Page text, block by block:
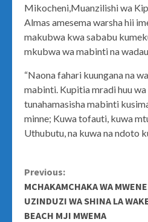
Mikocheni,Muanzilishi wa
Almas amesema warsha hii
makubwa kwa sababu
mkubwa wa mabinti na
“Naona fahari kuungana na
mabinti. Kupitia mradi huu
tunahamasisha mabinti
minne; Kuwa tofauti, kuwa
Uthubutu, na kuwa na ndoto
Continue
Reading
Previous:
MCHAKAMCHAKA WA
UZINDUZI WA SHINA LA
BEACH MJI MWEMA